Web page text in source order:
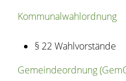
Kommunalwahlordnung
§ 22 Wahlvorstände
Gemeindeordnung